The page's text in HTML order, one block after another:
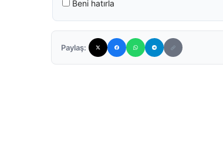
Beni hatırla
Paylaş: